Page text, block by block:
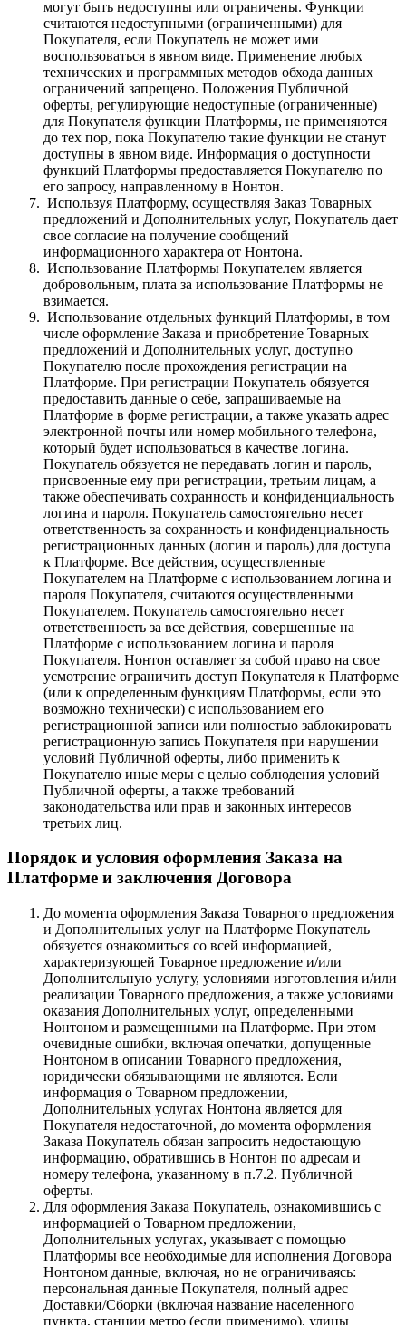
могут быть недоступны или ограничены. Функции
считаются недоступными (ограниченными) для
Покупателя, если Покупатель не может ими
воспользоваться в явном виде. Применение любых
технических и программных методов обхода данных
ограничений запрещено. Положения Публичной
оферты, регулирующие недоступные (ограниченные)
для Покупателя функции Платформы, не применяются
до тех пор, пока Покупателю такие функции не станут
доступны в явном виде. Информация о доступности
функций Платформы предоставляется Покупателю по
его запросу, направленному в Нонтон.
Используя Платформу, осуществляя Заказ Товарных
предложений и Дополнительных услуг, Покупатель дает
свое согласие на получение сообщений
информационного характера от Нонтона.
Использование Платформы Покупателем является
добровольным, плата за использование Платформы не
взимается.
Использование отдельных функций Платформы, в том
числе оформление Заказа и приобретение Товарных
предложений и Дополнительных услуг, доступно
Покупателю после прохождения регистрации на
Платформе. При регистрации Покупатель обязуется
предоставить данные о себе, запрашиваемые на
Платформе в форме регистрации, а также указать адрес
электронной почты или номер мобильного телефона,
который будет использоваться в качестве логина.
Покупатель обязуется не передавать логин и пароль,
присвоенные ему при регистрации, третьим лицам, а
также обеспечивать сохранность и конфиденциальность
логина и пароля. Покупатель самостоятельно несет
ответственность за сохранность и конфиденциальность
регистрационных данных (логин и пароль) для доступа
к Платформе. Все действия, осуществленные
Покупателем на Платформе с использованием логина и
пароля Покупателя, считаются осуществленными
Покупателем. Покупатель самостоятельно несет
ответственность за все действия, совершенные на
Платформе с использованием логина и пароля
Покупателя. Нонтон оставляет за собой право на свое
усмотрение ограничить доступ Покупателя к Платформе
(или к определенным функциям Платформы, если это
возможно технически) с использованием его
регистрационной записи или полностью заблокировать
регистрационную запись Покупателя при нарушении
условий Публичной оферты, либо применить к
Покупателю иные меры с целью соблюдения условий
Публичной оферты, а также требований
законодательства или прав и законных интересов
третьих лиц.
Порядок и условия оформления Заказа на
Платформе и заключения Договора
До момента оформления Заказа Товарного предложения
и Дополнительных услуг на Платформе Покупатель
обязуется ознакомиться со всей информацией,
характеризующей Товарное предложение и/или
Дополнительную услугу, условиями изготовления и/или
реализации Товарного предложения, а также условиями
оказания Дополнительных услуг, определенными
Нонтоном и размещенными на Платформе. При этом
очевидные ошибки, включая опечатки, допущенные
Нонтоном в описании Товарного предложения,
юридически обязывающими не являются. Если
информация о Товарном предложении,
Дополнительных услугах Нонтона является для
Покупателя недостаточной, до момента оформления
Заказа Покупатель обязан запросить недостающую
информацию, обратившись в Нонтон по адресам и
номеру телефона, указанному в п.7.2. Публичной
оферты.
Для оформления Заказа Покупатель, ознакомившись с
информацией о Товарном предложении,
Дополнительных услугах, указывает с помощью
Платформы все необходимые для исполнения Договора
Нонтоном данные, включая, но не ограничиваясь:
персональная данные Покупателя, полный адрес
Доставки/Сборки (включая название населенного
пункта, станции метро (если применимо), улицы